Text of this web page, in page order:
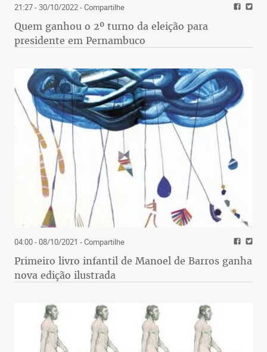
21:27 - 30/10/2022- Compartilhe
Quem ganhou o 2º turno da eleição para
presidente em Pernambuco
04:00 - 08/10/2021 - Compartilhe
Primeiro livro infantil de Manoel de Barros ganha
nova edição ilustrada